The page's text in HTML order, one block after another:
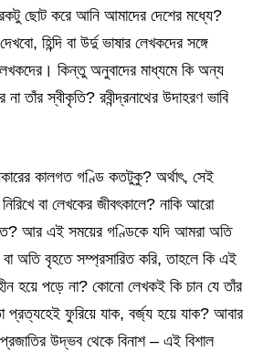
ছোট করে আনি আমাদের দেশের মধ্যে?
হিন্দি বা উর্দু ভাষার লেখকদের সঙ্গে
কিন্তু অনুবাদের মাধ্যমে কি অন্য
তাঁর স্বীকৃতি? রবীন্দ্রনাথের উদাহরণ ভাবি
কালগত গণ্ডি কতটুকু? অর্থাৎ, সেই
বা লেখকের জীবৎকালে? নাকি আরো
আর এই সময়ের গণ্ডিকে যদি আমরা অতি
অতি বৃহতে সম্প্রসারিত করি, তাহলে কি এই
হয়ে পড়ে না? কোনো লেখকই কি চান যে তাঁর
প্রত্যহেই ফুরিয়ে যাক, বর্জ্য হয়ে যাক? আবার
উদ্ভব থেকে বিনাশ – এই বিশাল